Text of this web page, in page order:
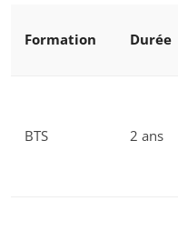
Formation Durée
BTS 2 ans